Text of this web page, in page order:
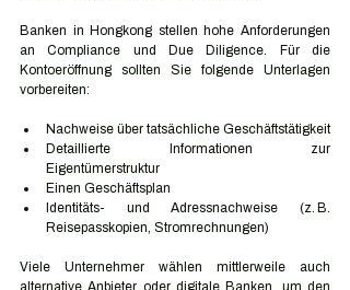
Banken in Hongkong stellen hohe Anforderungen
an Compliance und Due Diligence. Für die
Kontoeröffnung sollten Sie folgende Unterlagen
vorbereiten:
Nachweise über tatsächliche Geschäftstätigkeit
Detaillierte Informationen zur
Eigentümerstruktur
Einen Geschäftsplan
Identitäts- und Adressnachweise (z. B.
Reisepasskopien, Stromrechnungen)
Viele Unternehmer wählen mittlerweile auch
alternative Anbieter oder digitale Banken, um den